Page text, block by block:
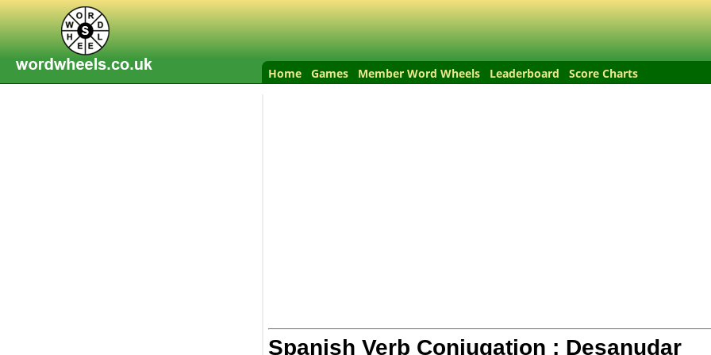
Home Games Member Word Wheels Leaderboard Score Charts
Spanish Verb Conjugation : Desanudar